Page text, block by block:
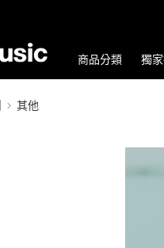
商品分類 獨
其他